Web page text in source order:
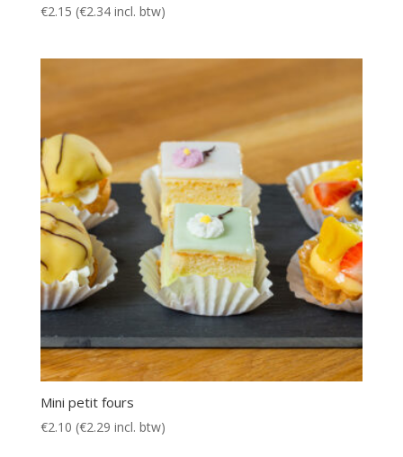
€2.15 (€2.34incl. btw)
Mini petit fours
€2.10 (€2.29 incl. btw)